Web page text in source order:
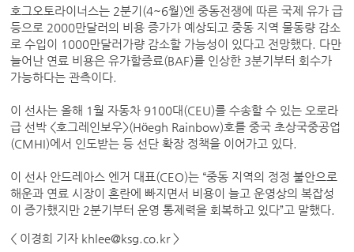
호그오토라이너스는 2분기(4~6월)엔 중동전쟁에 따른 국제 유가 급
등으로 2000만달러의 비용 증가가 예상되고 중동 지역 물동량 감소
로 수입이 1000만달러가량 감소할 가능성이 있다고 전망했다. 다만
늘어난 연료 비용은 유가할증료(BAF)를 인상한 3분기부터 회수가
가능하다는 관측이다.
이 선사는 올해 1월 자동차 9100대(CEU)를 수송할 수 있는 오로라
급 선박 <호그레인보우>(Höegh Rainbow)호를 중국 초상국중공업
(CMHI)에서 인도받는 등 선단 확장 정책을 이어가고 있다.
이 선사 안드레아스 엔거 대표(CEO)는 “중동 지역의 정정 불안으로
해운과 연료 시장이 혼란에 빠지면서 비용이 늘고 운영상의 복잡성
이 증가했지만 2분기부터 운영 통제력을 회복하고 있다”고 말했다.
< 이경희 기자 khlee@ksg.co.kr >